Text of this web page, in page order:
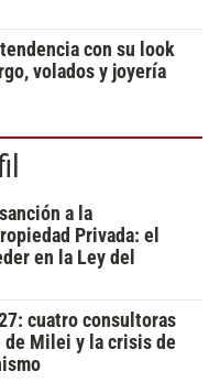
con su look
volados y joyería
a la
Privada: el
en la Ley del
cuatro consultoras
Milei y la crisis de